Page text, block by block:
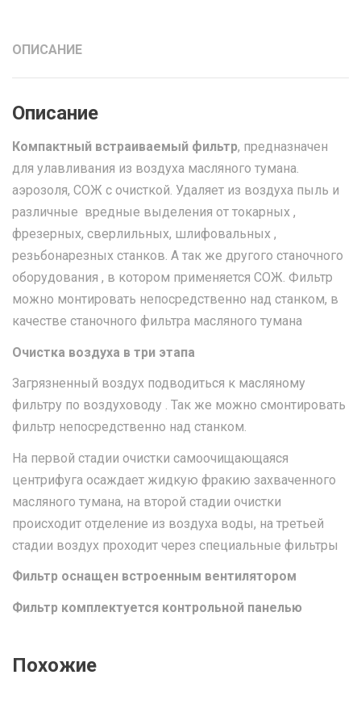
ОПИСАНИЕ
Описание
Компактный встраиваемый фильтр, предназначен
для улавливания из воздуха масляного тумана.
аэрозоля, СОЖ с очисткой. Удаляет из воздуха пыль и
различные вредные выделения от токарных ,
фрезерных, сверлильных, шлифовальных ,
резьбонарезных станков. А так же другого станочного
оборудования , в котором применяется СОЖ. Фильтр
можно монтировать непосредственно над станком, в
качестве станочного фильтра масляного тумана
Очистка воздуха в три этапа
Загрязненный воздух подводиться к масляному
фильтру по воздуховоду . Так же можно смонтировать
фильтр непосредственно над станком.
На первой стадии очистки самоочищающаяся
центрифуга осаждает жидкую фракию захваченного
масляного тумана, на второй стадии очистки
происходит отделение из воздуха воды, на третьей
стадии воздух проходит через специальные фильтры
Фильтр оснащен встроенным вентилятором
Фильтр комплектуется контрольной панелью
Похожие